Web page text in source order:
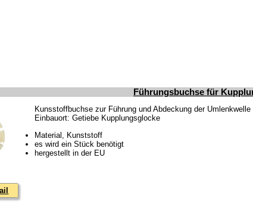
Führungsbuchse für
Kunsstoffbuchse zur Führung und Abdeckung der
Einbauort: Getiebe Kupplungsglocke
Material, Kunststoff
es wird ein Stück benötigt
hergestellt in der EU